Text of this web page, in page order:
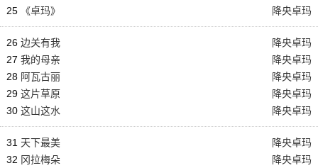
25
《卓玛》 降央卓玛
26 边关有我
降央卓玛
27 我的母亲
降央卓玛
28 阿瓦古丽
降央卓玛
29 这片草原
降央卓玛
30 这山这水 降央卓玛
31 天下最美
降央卓玛
32 冈拉梅朵
降央卓玛